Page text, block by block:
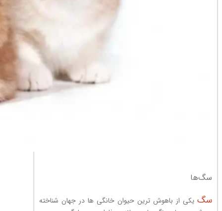
سگ‌ها
سگ یکی از باهوش ترین حیوان خانگی ها در جهان شناخته